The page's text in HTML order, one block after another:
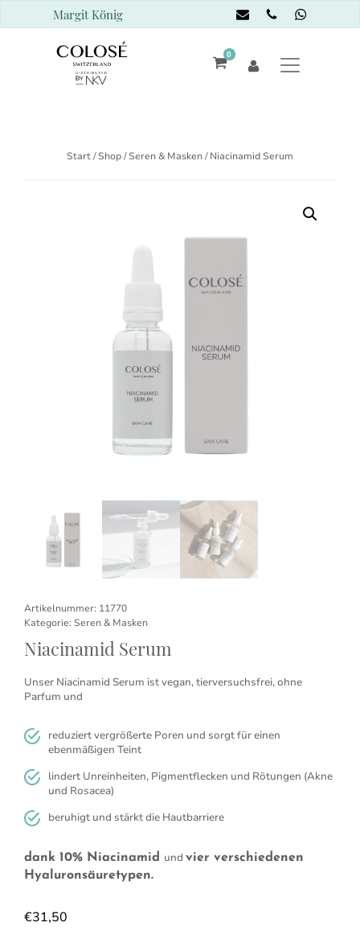
Margit König
0
Start/Shop/Seren & Masken/ Niacinamid Serum
Artikelnummer: 11770
Kategorie: Seren & Masken
Niacinamid Serum
Unser Niacinamid Serum ist vegan, tierversuchsfrei, ohne
Parfum und
reduziert vergrößerte Poren und sorgt für einen
ebenmäßigen Teint
lindert Unreinheiten, Pigmentflecken und Rötungen (Akne
und Rosacea)
beruhigt und stärkt die Hautbarriere
dank 10% Niacinamid und vier verschiedenen
Hyaluronsäuretypen.
€31,50